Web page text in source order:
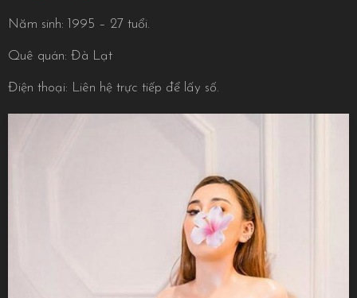
Năm sinh: 1995 – 27 tuổi.
Quê quán: Đà Lạt
Điện thoại: Liên hệ trực tiếp để lấy số.